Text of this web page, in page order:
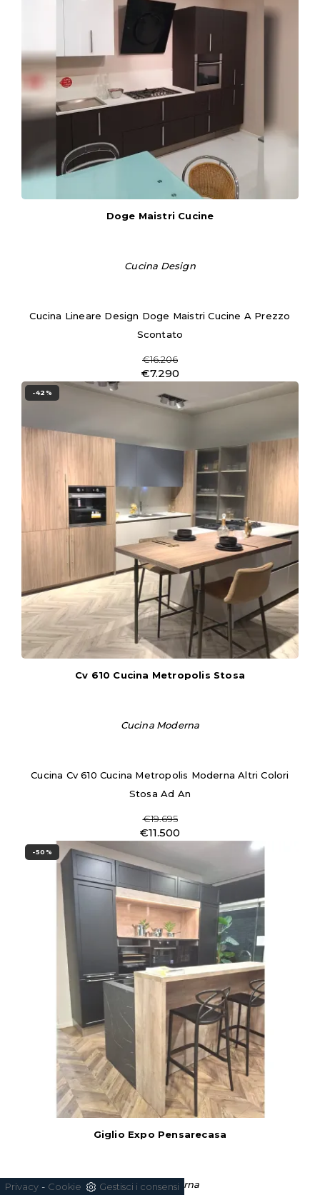
Privacy - Cookie Gestisci i consensi
Doge Maistri Cucine
Cucina Design
Cucina Lineare Design Doge Maistri Cucine A Prezzo
Scontato
€16.206
€7.290
-42%
Cv 610 Cucina Metropolis Stosa
Cucina Moderna
Cucina Cv 610 Cucina Metropolis Moderna Altri Colori
Stosa Ad An
€19.695
€11.500
-50%
Giglio Expo Pensarecasa
Cucina Moderna